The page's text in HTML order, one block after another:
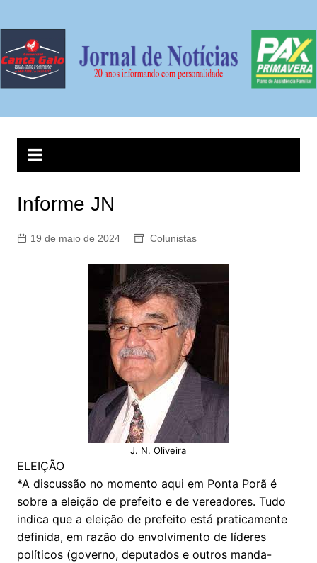
conteúdo
Informe JN
19 de maio de 2024 Colunistas
J. N. Oliveira
ELEIÇÃO
*A discussão no momento aqui em Ponta Porã é
sobre a eleição de prefeito e de vereadores. Tudo
indica que a eleição de prefeito está praticamente
definida, em razão do envolvimento de líderes
políticos (governo, deputados e outros manda-